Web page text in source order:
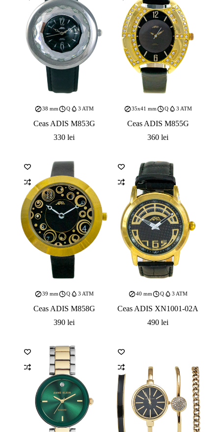
38 mm Q 3 ATM
Ceas ADIS M853G
330lei
35x41 mm Q 3 ATM
Ceas ADIS M855G
360lei
39 mm Q 3 ATM
Ceas ADIS M858G
390lei
40 mm Q 3 ATM
Ceas ADIS XN1001-02A
490lei